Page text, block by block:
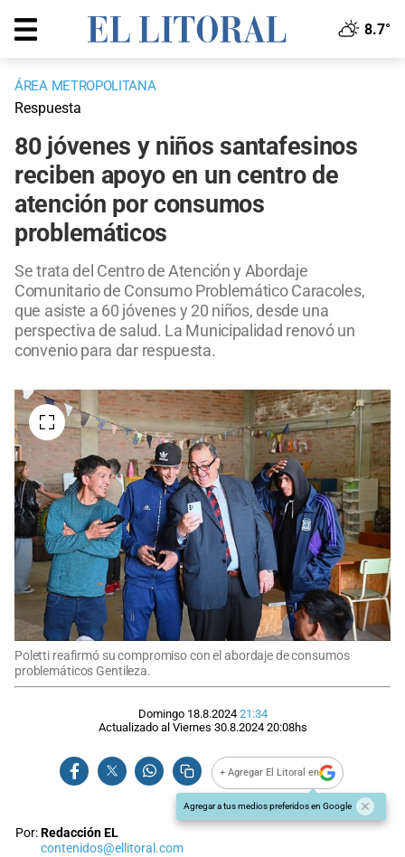
8.7°
ÁREA METROPOLITANA
Respuesta
80 jóvenes y niños santafesinos
reciben apoyo en un centro de
atención por consumos
problemáticos
Se trata del Centro de Atención y Abordaje
Comunitario de Consumo Problemático Caracoles,
que asiste a 60 jóvenes y 20 niños, desde una
perspectiva de salud. La Municipalidad renovó un
convenio para dar respuesta.
Poletti reafirmó su compromiso con el abordaje de consumos
problemáticos Gentileza.
Domingo 18.8.2024 21:34
Actualizado al Viernes 30.8.2024 20:08hs
+ Agregar El Litoral en
Agregar a tus medios preferidos en Google
Por:Redacción EL
contenidos@ellitoral.com